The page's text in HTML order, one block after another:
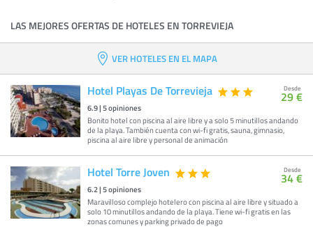
LAS MEJORES OFERTAS DE HOTELES EN TORREVIEJA
VER HOTELES EN EL MAPA
Hotel Playas De Torrevieja
6.9|5opiniones
Bonito hotel con piscina al aire libre y a solo 5 minutillos andando
de la playa. También cuenta con wi-fi gratis, sauna, gimnasio,
piscina al aire libre y personal de animación
Desde
29 €
Hotel Torre Joven
6.2|5opiniones
Maravilloso complejo hotelero con piscina al aire libre y situado a
solo 10 minutillos andando de la playa. Tiene wi-fi gratis en las
zonas comunes y parking privado de pago
Desde
34 €